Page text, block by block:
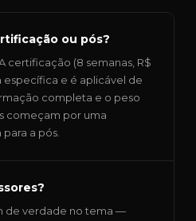
ou pós?
certificação (8 semanas, R$
específica e é aplicável de
completa e o peso
começam por uma
a pós.
de verdade no tema —